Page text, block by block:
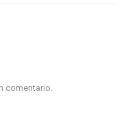
comentario.